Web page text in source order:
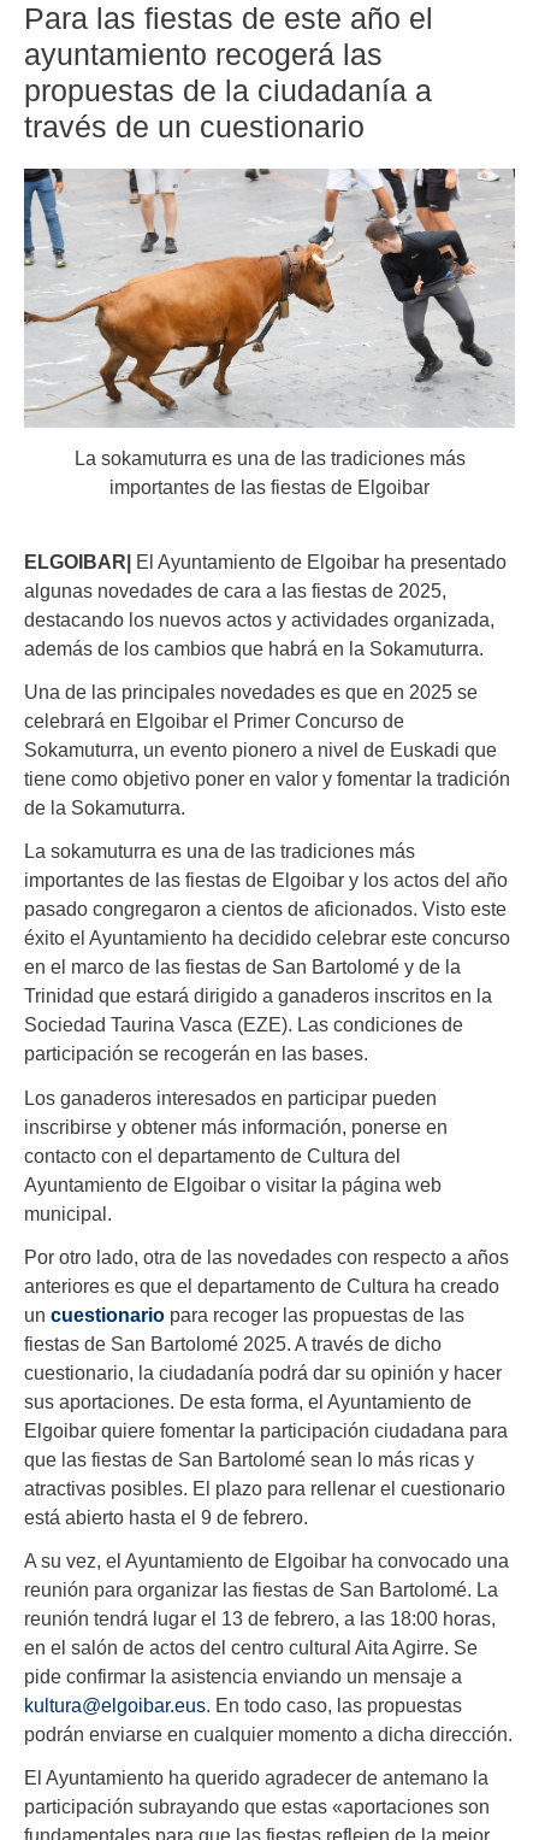
Para las fiestas de este año el
ayuntamiento recogerá las
propuestas de la ciudadanía a
través de un cuestionario
La sokamuturra es una de las tradiciones más
importantes de las fiestas de Elgoibar
ELGOIBAR| El Ayuntamiento de Elgoibar ha presentado
algunas novedades de cara a las fiestas de 2025,
destacando los nuevos actos y actividades organizada,
además de los cambios que habrá en la Sokamuturra.
Una de las principales novedades es que en 2025 se
celebrará en Elgoibar el Primer Concurso de
Sokamuturra, un evento pionero a nivel de Euskadi que
tiene como objetivo poner en valor y fomentar la tradición
de la Sokamuturra.
La sokamuturra es una de las tradiciones más
importantes de las fiestas de Elgoibar y los actos del año
pasado congregaron a cientos de aficionados. Visto este
éxito el Ayuntamiento ha decidido celebrar este concurso
en el marco de las fiestas de San Bartolomé y de la
Trinidad que estará dirigido a ganaderos inscritos en la
Sociedad Taurina Vasca (EZE). Las condiciones de
participación se recogerán en las bases.
Los ganaderos interesados en participar pueden
inscribirse y obtener más información, ponerse en
contacto con el departamento de Cultura del
Ayuntamiento de Elgoibar o visitar la página web
municipal.
Por otro lado, otra de las novedades con respecto a años
anteriores es que el departamento de Cultura ha creado
un cuestionario para recoger las propuestas de las
fiestas de San Bartolomé 2025. A través de dicho
cuestionario, la ciudadanía podrá dar su opinión y hacer
sus aportaciones. De esta forma, el Ayuntamiento de
Elgoibar quiere fomentar la participación ciudadana para
que las fiestas de San Bartolomé sean lo más ricas y
atractivas posibles. El plazo para rellenar el cuestionario
está abierto hasta el 9 de febrero.
A su vez, el Ayuntamiento de Elgoibar ha convocado una
reunión para organizar las fiestas de San Bartolomé. La
reunión tendrá lugar el 13 de febrero, a las 18:00 horas,
en el salón de actos del centro cultural Aita Agirre. Se
pide confirmar la asistencia enviando un mensaje a
kultura@elgoibar.eus. En todo caso, las propuestas
podrán enviarse en cualquier momento a dicha dirección.
El Ayuntamiento ha querido agradecer de antemano la
participación subrayando que estas «aportaciones son
fundamentales para que las fiestas reflejen de la mejor